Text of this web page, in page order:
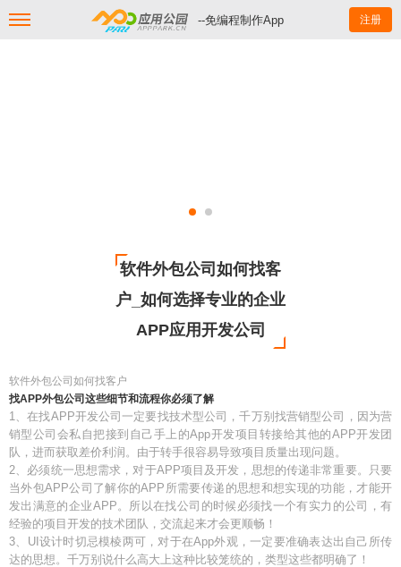
--免编程制作App 注册
软件外包公司如何找客
户_如何选择专业的企业
APP应用开发公司
软件外包公司如何找客户
找APP外包公司这些细节和流程你必须了解
1、在找APP开发公司一定要找技术型公司，千万别找营销型公司，因为营
销型公司会私自把接到自己手上的App开发项目转接给其他的APP开发团
队，进而获取差价利润。由于转手很容易导致项目质量出现问题。
2、必须统一思想需求，对于APP项目及开发，思想的传递非常重要。只要
当外包APP公司了解你的APP所需要传递的思想和想实现的功能，才能开
发出满意的企业APP。所以在找公司的时候必须找一个有实力的公司，有
经验的项目开发的技术团队，交流起来才会更顺畅！
3、UI设计时切忌模棱两可，对于在App外观，一定要准确表达出自己所传
达的思想。千万别说什么高大上这种比较笼统的，类型这些都明确了！